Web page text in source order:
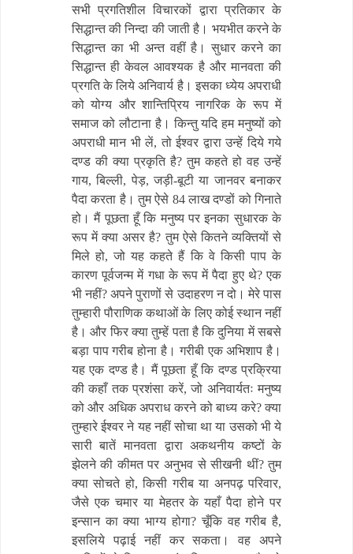
सभी प्रगतिशील विचारकों द्वारा प्रतिकार के
सिद्धान्त की निन्दा की जाती है। भयभीत करने के
सिद्धान्त का भी अन्त वहीं है। सुधार करने का
सिद्धान्त ही केवल आवश्यक है और मानवता की
प्रगति के लिये अनिवार्य है। इसका ध्येय अपराधी
को योग्य और शान्तिप्रिय नागरिक के रूप में
समाज को लौटाना है। किन्तु यदि हम मनुष्यों को
अपराधी मान भी लें, तो ईश्वर द्वारा उन्हें दिये गये
दण्ड की क्या प्रकृति है? तुम कहते हो वह उन्हें
गाय, बिल्ली, पेड़, जड़ी-बूटी या जानवर बनाकर
पैदा करता है। तुम ऐसे 84 लाख दण्डों को गिनाते
हो। मैं पूछता हूँ कि मनुष्य पर इनका सुधारक के
रूप में क्या असर है? तुम ऐसे कितने व्यक्तियों से
मिले हो, जो यह कहते हैं कि वे किसी पाप के
कारण पूर्वजन्म में गधा के रूप में पैदा हुए थे? एक
भी नहीं? अपने पुराणों से उदाहरण न दो। मेरे पास
तुम्हारी पौराणिक कथाओं के लिए कोई स्थान नहीं
है। और फिर क्या तुम्हें पता है कि दुनिया में सबसे
बड़ा पाप गरीब होना है। गरीबी एक अभिशाप है।
यह एक दण्ड है। मैं पूछता हूँ कि दण्ड प्रक्रिया
की कहाँ तक प्रशंसा करें, जो अनिवार्यतः मनुष्य
को और अधिक अपराध करने को बाध्य करे? क्या
तुम्हारे ईश्वर ने यह नहीं सोचा था या उसको भी ये
सारी बातें मानवता द्वारा अकथनीय कष्टों के
झेलने की कीमत पर अनुभव से सीखनी थीं? तुम
क्या सोचते हो, किसी गरीब या अनपढ़ परिवार,
जैसे एक चमार या मेहतर के यहाँ पैदा होने पर
इन्सान का क्या भाग्य होगा? चूँकि वह गरीब है,
इसलिये पढ़ाई नहीं कर सकता। वह अपने